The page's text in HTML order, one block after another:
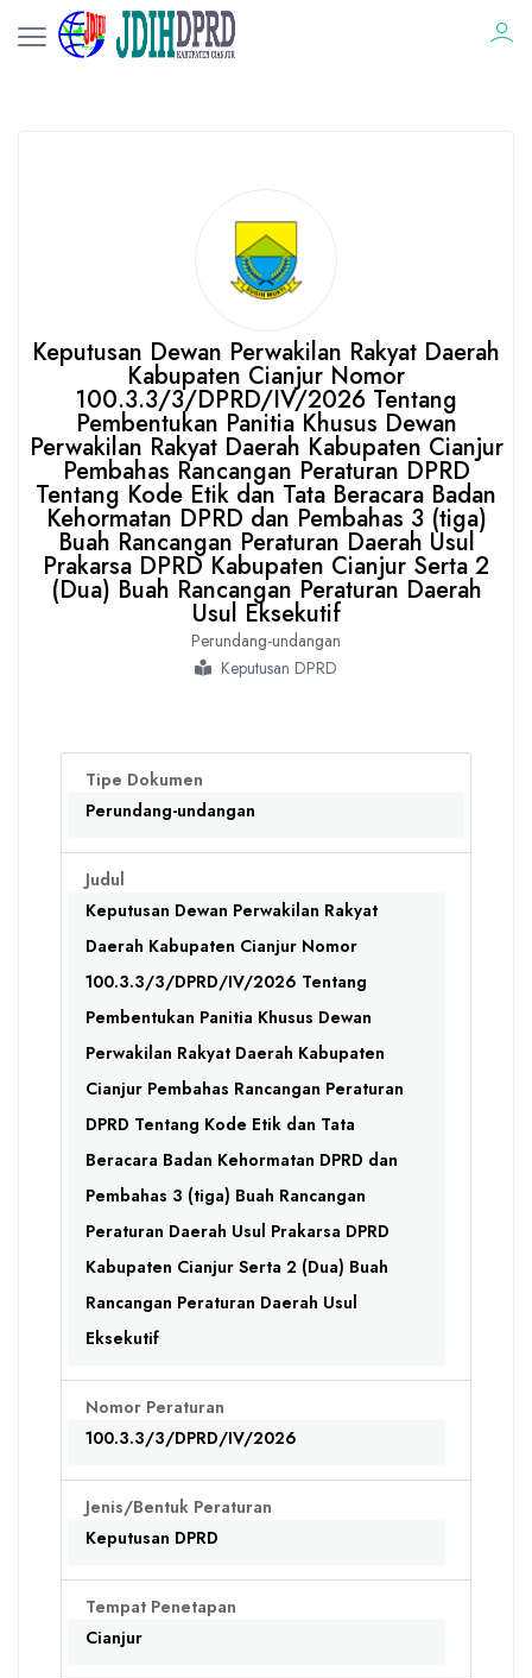
Keputusan Dewan Perwakilan Rakyat Daerah
Kabupaten Cianjur Nomor
100.3.3/3/DPRD/IV/2026 Tentang
Pembentukan Panitia Khusus Dewan
Perwakilan Rakyat Daerah Kabupaten Cianjur
Pembahas Rancangan Peraturan DPRD
Tentang Kode Etik dan Tata Beracara Badan
Kehormatan DPRD dan Pembahas 3 (tiga)
Buah Rancangan Peraturan Daerah Usul
Prakarsa DPRD Kabupaten Cianjur Serta 2
(Dua) Buah Rancangan Peraturan Daerah
Usul Eksekutif
Perundang-undangan
Keputusan DPRD
Tipe Dokumen
Perundang-undangan
Judul
Keputusan Dewan Perwakilan Rakyat
Daerah Kabupaten Cianjur Nomor
100.3.3/3/DPRD/IV/2026 Tentang
Pembentukan Panitia Khusus Dewan
Perwakilan Rakyat Daerah Kabupaten
Cianjur Pembahas Rancangan Peraturan
DPRD Tentang Kode Etik dan Tata
Beracara Badan Kehormatan DPRD dan
Pembahas 3 (tiga) Buah Rancangan
Peraturan Daerah Usul Prakarsa DPRD
Kabupaten Cianjur Serta 2 (Dua) Buah
Rancangan Peraturan Daerah Usul
Eksekutif
Nomor Peraturan
100.3.3/3/DPRD/IV/2026
Jenis/Bentuk Peraturan
Keputusan DPRD
Tempat Penetapan
Cianjur